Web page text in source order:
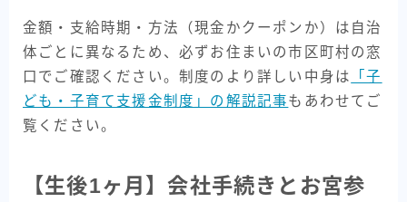
金額・支給時期・方法（現金かクーポンか）は自治
体ごとに異なるため、必ずお住まいの市区町村の窓
口でご確認ください。制度のより詳しい中身は
「子
ども・子育て支援金制度」の解説記事もあわせてご
覧ください。
【生後1ヶ月】会社手続きとお宮参